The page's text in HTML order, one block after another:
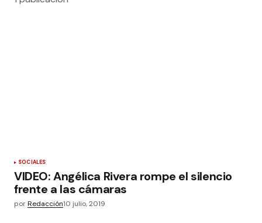
SOCIALES
VIDEO: Angélica Rivera rompe el silencio
frente a las cámaras
porRedacción10 julio, 2019